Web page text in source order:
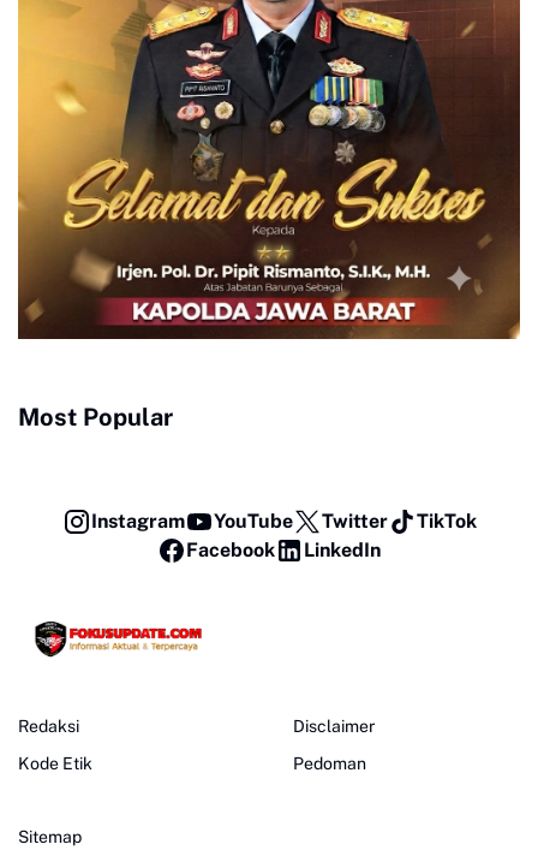
Most Popular
Instagram YouTube Twitter
TikTok
Facebook
LinkedIn
Redaksi
Kode Etik
Disclaimer
Pedoman
Sitemap